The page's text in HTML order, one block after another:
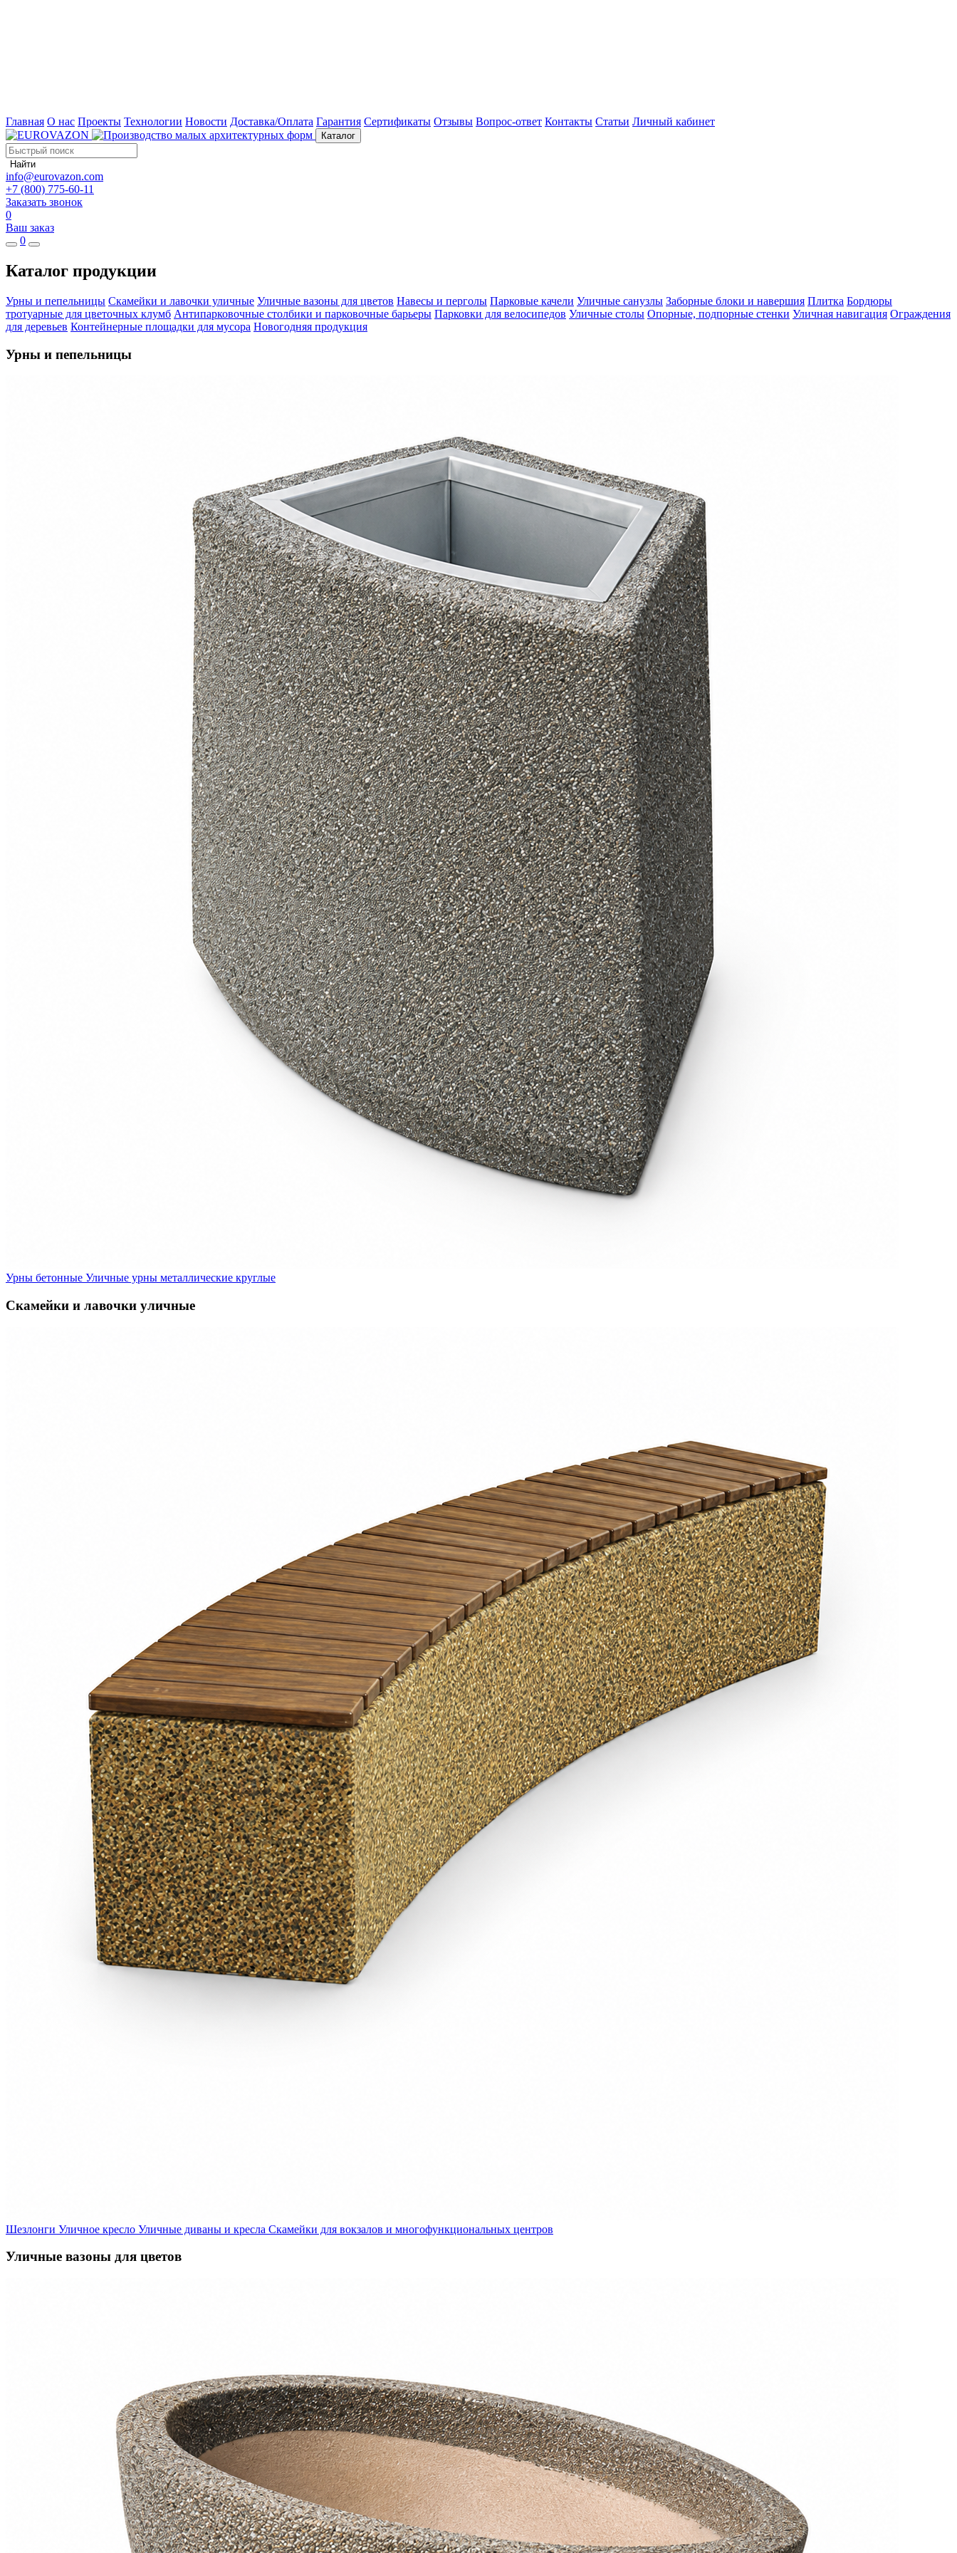
Главная О нас Проекты Технологии Новости Доставка/Оплата Гарантия Сертификаты Отзывы Вопрос-ответ Контакты Статьи Личный кабинет
Каталог
Найти
info@eurovazon.com
+7 (800) 775-60-11
Заказать звонок
0
Ваш заказ
0
Каталог продукции
Урны и пепельницы Скамейки и лавочки уличные Уличные вазоны для цветов Навесы и перголы Парковые качели Уличные санузлы Заборные блоки и навершия Плитка Бордюры
тротуарные для цветочных клумб Антипарковочные столбики и парковочные барьеры Парковки для велосипедов Уличные столы Опорные, подпорные стенки Уличная навигация Ограждения
для деревьев Контейнерные площадки для мусора Новогодняя продукция
Урны и пепельницы
Урны бетонные Уличные урны металлические круглые
Скамейки и лавочки уличные
Шезлонги Уличное кресло Уличные диваны и кресла Скамейки для вокзалов и многофункциональных центров
Уличные вазоны для цветов